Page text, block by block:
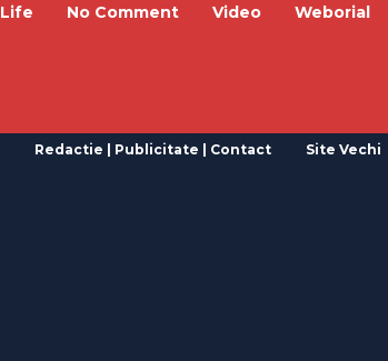
Life No Comment Video
Weborial
Redactie | Publicitate | Contact Site Vechi